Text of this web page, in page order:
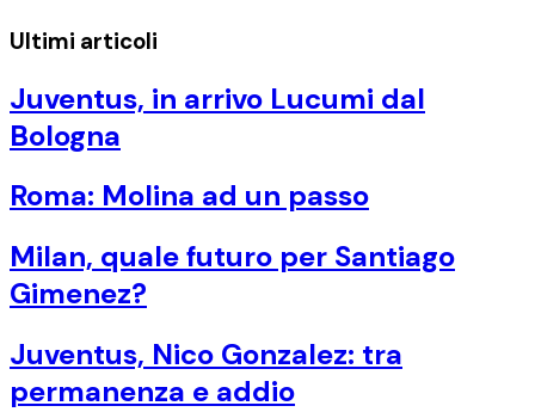
Ultimi articoli
Juventus, in arrivo Lucumi dal
Bologna
Roma: Molina ad un passo
Milan, quale futuro per Santiago
Gimenez?
Juventus, Nico Gonzalez: tra
permanenza e addio